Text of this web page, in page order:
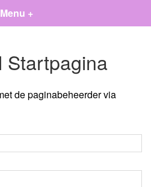
Menu +
Startpagina
de paginabeheerder via